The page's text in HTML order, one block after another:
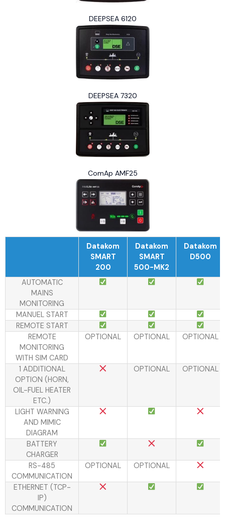
DEEPSEA 6120
DEEPSEA 7320
ComAp AMF25
Datakom
SMART
200
Datakom
SMART
500-MK2
Datakom
D500
AUTOMATIC
MAINS
MONITORING
MANUEL START
REMOTE START
REMOTE
MONITORING
WITH SIM CARD
OPTIONAL OPTIONAL OPTIONAL
1 ADDITIONAL
OPTION (HORN,
OIL-FUEL HEATER
ETC.)
OPTIONAL OPTIONAL
LIGHT WARNING
AND MIMIC
DIAGRAM
BATTERY
CHARGER
RS-485
COMMUNICATION
OPTIONAL OPTIONAL
ETHERNET (TCP-
IP)
COMMUNICATION